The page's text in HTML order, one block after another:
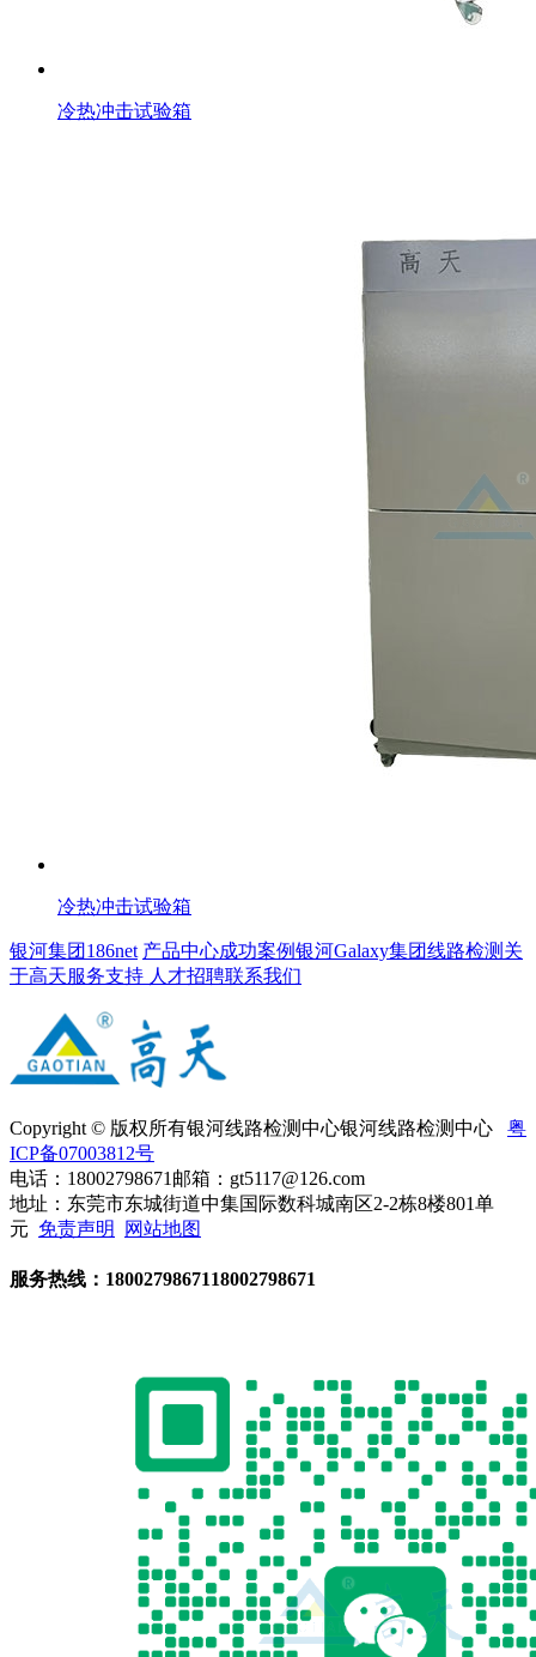
冷热冲击试验箱
冷热冲击试验箱
银河集团186net 产品中心成功案例银河Galaxy集团线路检测 关
于高天服务支持 人才招聘联系我们
Copyright © 版权所有银河线路检测中心银河线路检测中心 粤
ICP备07003812号
电话：18002798671 邮箱：gt5117@126.com
地址：东莞市东城街道中集国际数科城南区2-2栋8楼801单
元 免责声明 网站地图
服务热线： 1800279867118002798671